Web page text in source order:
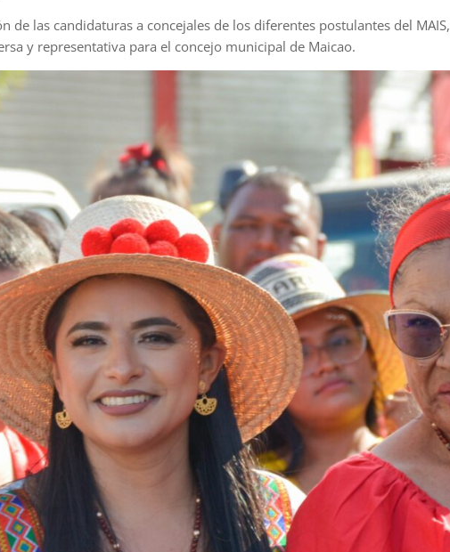
de las candidaturas a concejales de los diferentes postulantes del MAIS,
y representativa para el concejo municipal de Maicao.